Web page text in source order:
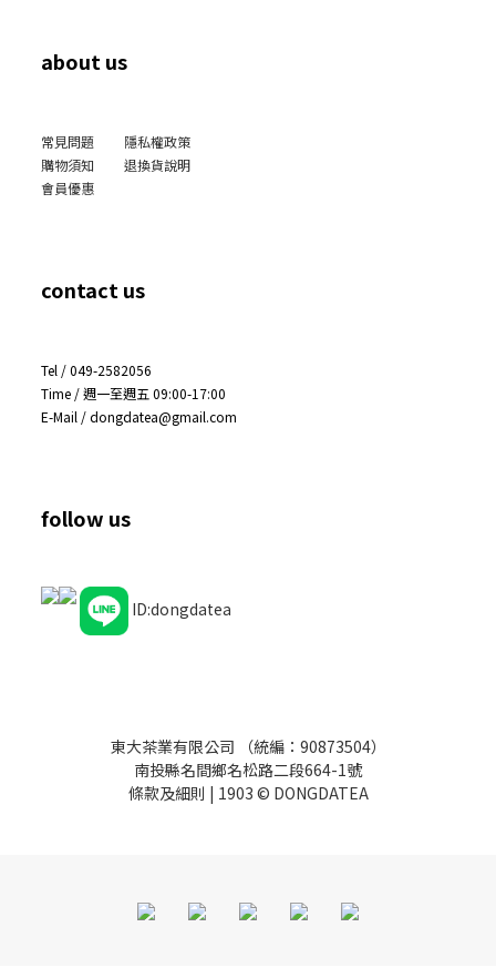
about us
常見問題
隱私權政策
購物須知
退換貨說明
會員優惠
contact us
Tel / 049-2582056
Time / 週一至週五 09:00-17:00
E-Mail / dongdatea@gmail.com
follow us
ID:dongdatea
東大茶業有限公司 （統編：90873504）
南投縣名間鄉名松路二段664-1號
條款及細則 | 1903 © DONGDATEA